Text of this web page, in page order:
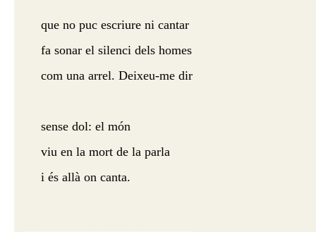
que no puc escriure ni cantar
fa sonar el silenci dels homes
com una arrel. Deixeu-me dir
sense dol: el món
viu en la mort de la parla
i és allà on canta.